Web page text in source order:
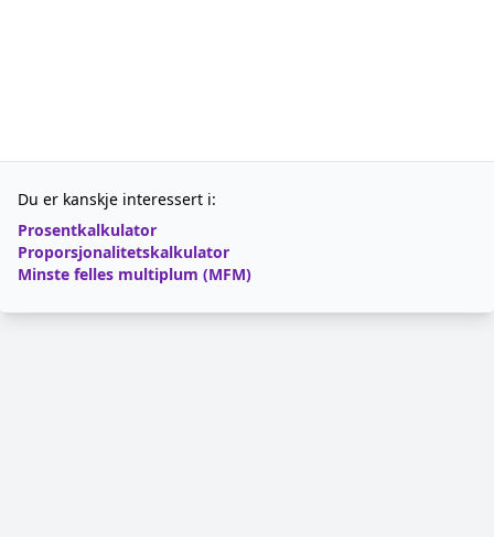
Du er kanskje interessert i:
Prosentkalkulator
Proporsjonalitetskalkulator
Minste felles multiplum (MFM)